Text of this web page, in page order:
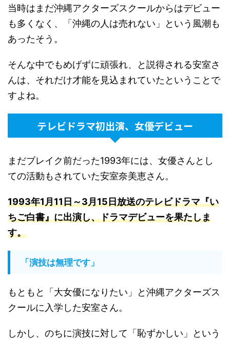
当時はまだ沖縄アクターズスクールからはデビュー
も多くなく、「沖縄の人は売れない」という風潮も
あったそう。
そんな中でもめげずに頑張れ、と説得される安室さ
んは、それだけ才能を見込まれていたということで
すよね。
テレビドラマ初出演、女優デビュー
まだブレイク前だった1993年には、女優さんとし
ての活動もされていた安室奈美恵さん。
1993年1月11日～3月15日放送のテレビドラマ『い
ちご白書』に出演し、ドラマデビューを果たしま
す。
「演技は無理です」
もともと「大女優になりたい」と沖縄アクターズス
クールに入学した安室さん。
しかし、のちに演技に対して「恥ずかしい」という